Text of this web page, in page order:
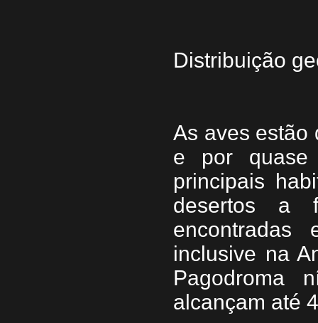
Distribuição
As aves estão
e por
principais
desertos a
inclusive na
Pagodroma
alcançam até